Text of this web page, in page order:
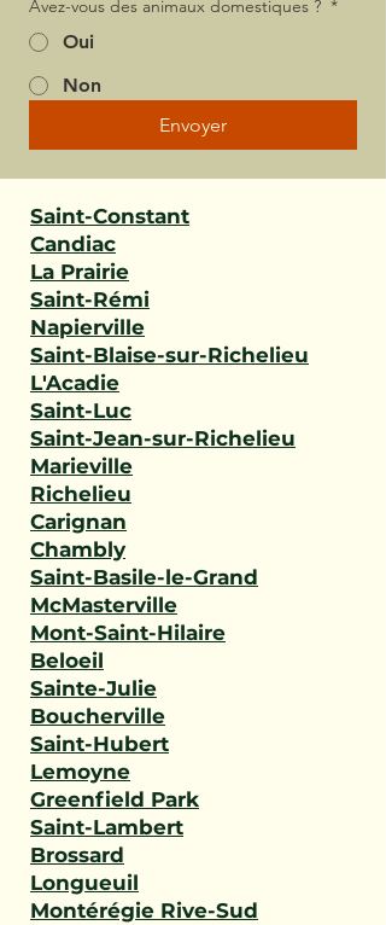
Avez-vous des animaux domestiques ? *
Oui
Non
Envoyer
Saint-Constant
Candiac
La Prairie
Saint-Rémi
Napierville
Saint-Blaise-sur-Richelieu
L'Acadie
Saint-Luc
Saint-Jean-sur-Richelieu
Marieville
Richelieu
Carignan
Chambly
Saint-Basile-le-Grand
McMasterville
Mont-Saint-Hilaire
Beloeil
Sainte-Julie
Boucherville
Saint-Hubert
Lemoyne
Greenfield Park
Saint-Lambert
Brossard
Longueuil
Montérégie Rive-Sud